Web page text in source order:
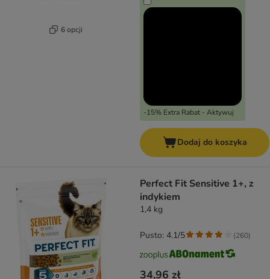
6 opcji
-15% Extra Rabat - Aktywuj
Dodaj do koszyka
Perfect Fit Sensitive 1+, z
indykiem
1,4 kg
34,96 zł
Pusto: 4.1/5 (260)